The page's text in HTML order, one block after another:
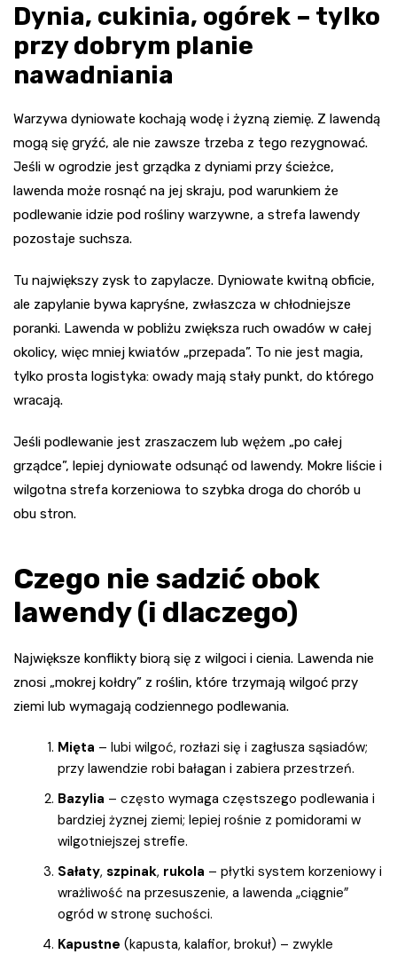
Dynia, cukinia, ogórek – tylko
przy dobrym planie
nawadniania
Warzywa dyniowate kochają wodę i żyzną ziemię. Z lawendą
mogą się gryźć, ale nie zawsze trzeba z tego rezygnować.
Jeśli w ogrodzie jest grządka z dyniami przy ścieżce,
lawenda może rosnąć na jej skraju, pod warunkiem że
podlewanie idzie pod rośliny warzywne, a strefa lawendy
pozostaje suchsza.
Tu największy zysk to zapylacze. Dyniowate kwitną obficie,
ale zapylanie bywa kapryśne, zwłaszcza w chłodniejsze
poranki. Lawenda w pobliżu zwiększa ruch owadów w całej
okolicy, więc mniej kwiatów „przepada”. To nie jest magia,
tylko prosta logistyka: owady mają stały punkt, do którego
wracają.
Jeśli podlewanie jest zraszaczem lub wężem „po całej
grządce”, lepiej dyniowate odsunąć od lawendy. Mokre liście i
wilgotna strefa korzeniowa to szybka droga do chorób u
obu stron.
Czego nie sadzić obok
lawendy (i dlaczego)
Największe konflikty biorą się z wilgoci i cienia. Lawenda nie
znosi „mokrej kołdry” z roślin, które trzymają wilgoć przy
ziemi lub wymagają codziennego podlewania.
Mięta – lubi wilgoć, rozłazi się i zagłusza sąsiadów;
przy lawendzie robi bałagan i zabiera przestrzeń.
Bazylia – często wymaga częstszego podlewania i
bardziej żyznej ziemi; lepiej rośnie z pomidorami w
wilgotniejszej strefie.
Sałaty, szpinak, rukola – płytki system korzeniowy i
wrażliwość na przesuszenie, a lawenda „ciągnie”
ogród w stronę suchości.
Kapustne (kapusta, kalafior, brokuł) – zwykle